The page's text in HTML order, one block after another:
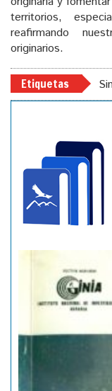
territorios,
reafirmando
originarios.
Etiquetas